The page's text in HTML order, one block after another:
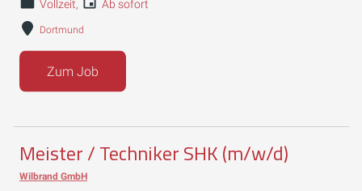
Vollzeit Ab sofort
Dortmund
Zum Job
Meister / Techniker SHK (m/w/d)
Wilbrand GmbH